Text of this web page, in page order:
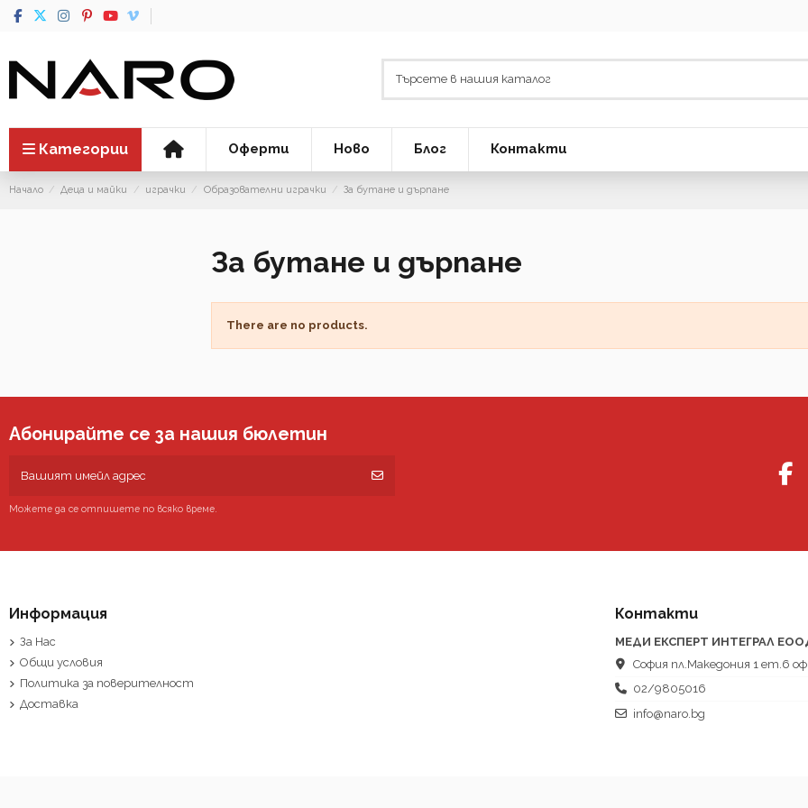
Категории Оферти Ново Блог Контакти
Начало Деца и майки играчки Образователни играчки За бутане и дърпане
За бутане и дърпане
There are no products.
Абонирайте се за нашия бюлетин
Можете да се отпишете по всяко време.
Информация
За Нас
Общи условия
Политика за поверителност
Доставка
Контакти
МЕДИ ЕКСПЕРТ ИНТЕГРАЛ
София пл.Македония 1 ет.6
02/9805016
info@naro.bg